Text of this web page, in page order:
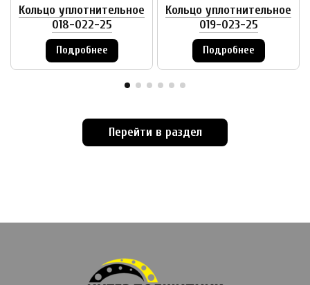
Кольцо уплотнительное
018-022-25
Подробнее
Кольцо уплотнительное
019-023-25
Подробнее
Перейти в раздел